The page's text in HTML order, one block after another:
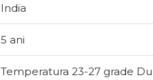
India
5 ani
Temperatura 23-27 grade